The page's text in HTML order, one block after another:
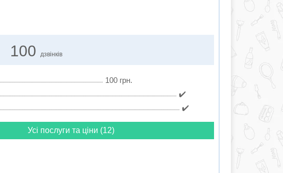
100 дзвінків
100 грн.
✔️
✔️
Усі послуги та ціни (12)